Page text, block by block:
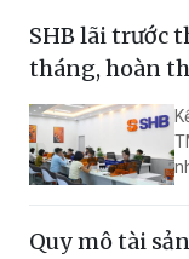
SHB lãi trước
tháng, hoàn
Quy mô tài